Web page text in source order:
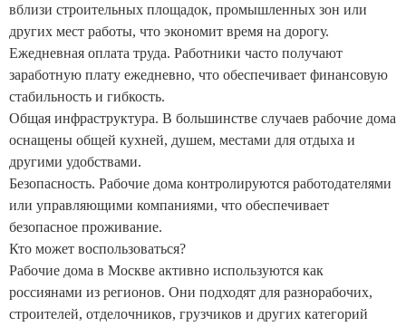
вблизи строительных площадок, промышленных зон или
других мест работы, что экономит время на дорогу.
Ежедневная оплата труда. Работники часто получают
заработную плату ежедневно, что обеспечивает финансовую
стабильность и гибкость.
Общая инфраструктура. В большинстве случаев рабочие дома
оснащены общей кухней, душем, местами для отдыха и
другими удобствами.
Безопасность. Рабочие дома контролируются работодателями
или управляющими компаниями, что обеспечивает
безопасное проживание.
Кто может воспользоваться?
Рабочие дома в Москве активно используются как
россиянами из регионов. Они подходят для разнорабочих,
строителей, отделочников, грузчиков и других категорий